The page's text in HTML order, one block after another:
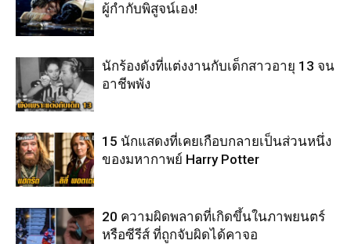
ผู้กำกับพิสูจน์เอง!
นักร้องดังที่แต่งงานกับเด็กสาวอายุ 13 จน
อาชีพพัง
15 นักแสดงที่เคยเกือบกลายเป็นส่วนหนึ่ง
ของมหากาพย์ Harry Potter
20 ความผิดพลาดที่เกิดขึ้นในภาพยนตร์
หรือซีรีส์ ที่ถูกจับผิดได้คาจอ